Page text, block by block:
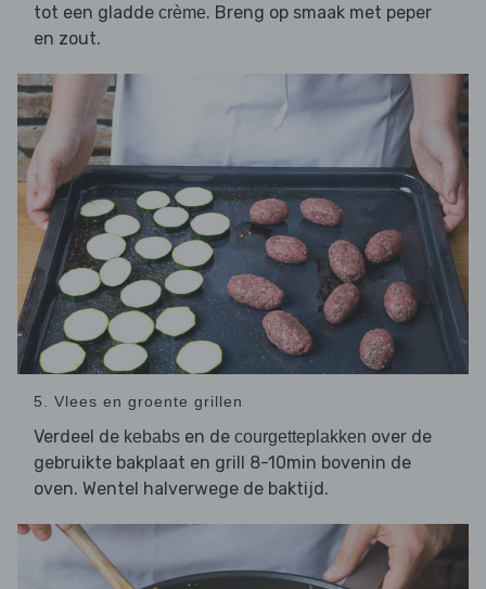
tot een gladde crème. Breng op smaak met peper
en zout.
5. Vlees en groente grillen
Verdeel de kebabs en de courgetteplakken over de
gebruikte bakplaat en grill 8-10min bovenin de
oven. Wentel halverwege de baktijd.